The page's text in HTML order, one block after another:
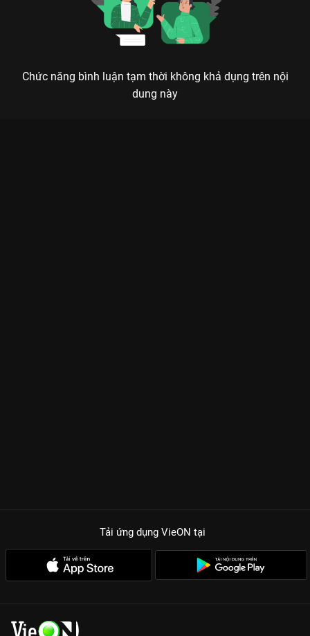
Chức năng bình luận tạm thời không khả dụng trên nội
dung này
Tải ứng dụng VieON tại